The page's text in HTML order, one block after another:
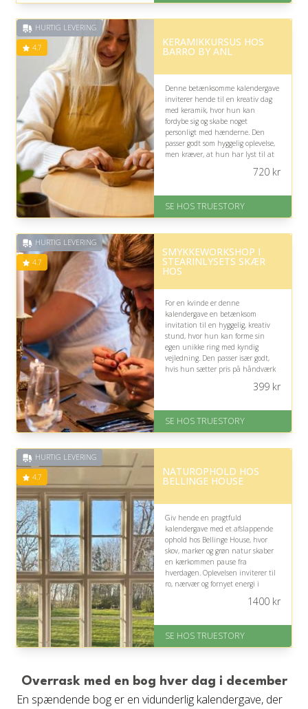
Levering: E-gavekort kan leveres
inden for 1 time
HURTIG LEVERING
4.7 KERAMIKKURSUS HOS
BARRO BY ANL
Denne betænksomme kalendergave
inviterer hende til en kreativ dag
med keramik, hvor hun kan
fordybe sig og skabe noget
personligt med hænderne. Den
passer godt som hyggelig oplevelse,
men kræver, at hun har lyst til at
Eller lav digitalt gavekort med det
Fremragende Trustpilot rating
720kr
SE HOS TRUESTORY
HURTIG LEVERING
4.7
SMYKKEWORKSHOP I
STEARINLYSETS SKÆR
HOS
For en kvinde er denne
kalendergave en betænksom
invitation til en hyggelig, kreativ
stund, hvor hun kan forme sin
egen unikke ring med kyndig
vejledning. Den passer især godt,
hvis hun sætter pris på håndværk
På lager
Levering: 1-2 dages levering.
samme
på 4.7 ud af 5
399kr
SE HOS TRUESTORY
HURTIG LEVERING
4.7 NATUROPHOLD HOS
BELLINGE HOUSE
Giv hende en pragtfuld
kalendergave med et afslappende
ophold hos Bellinge House, hvor
skov, marker og grøn natur skaber
en kærkommen pause fra
hverdagen. Oplevelsen inviterer til
ro, nærvær og fornyet energi i
Eller lav digitalt gavekort med det
på 4.7 ud af 5
1400kr
SE HOS TRUESTORY
Overrask med en bog hver dag i december
En spændende bog er en vidunderlig kalendergave, der